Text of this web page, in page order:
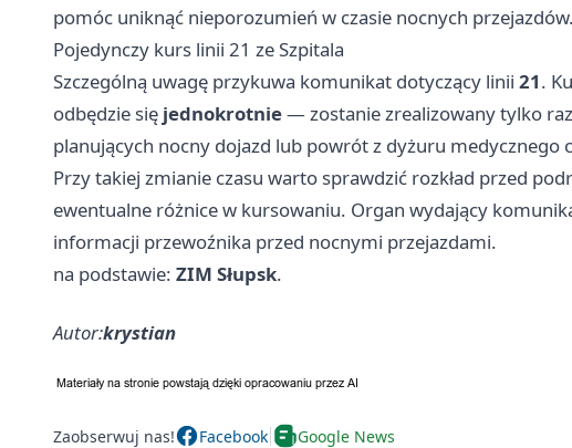
pomóc uniknąć nieporozumień w czasie nocnych przejazdów.
Pojedynczy kurs linii 21 ze Szpitala
Szczególną uwagę przykuwa komunikat dotyczący linii 21.
odbędzie się jednokrotnie— zostanie zrealizowany tylko
planujących nocny dojazd lub powrót z dyżuru medycznego
Przy takiej zmianie czasu warto sprawdzić rozkład przed
ewentualne różnice w kursowaniu. Organ wydający
informacji przewoźnika przed nocnymi przejazdami.
na podstawie: ZIM Słupsk.
Autor:krystian
Zaobserwuj nas! Facebook Google News